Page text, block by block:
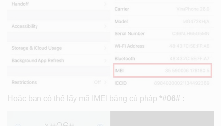
Hoặc bạn có thể lấy mã IMEI bằng cú pháp *#06# :